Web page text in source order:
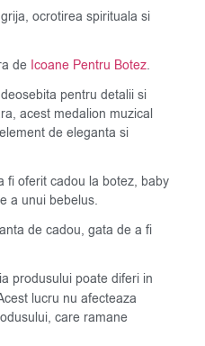
ocrotirea spirituala si
de Icoane Pentru Botez.
pentru detalii si
acest medalion muzical
de eleganta si
fi oferit cadou la botez, baby
a unui bebelus.
de cadou, gata de a fi
produsului poate diferi in
lucru nu afecteaza
care ramane